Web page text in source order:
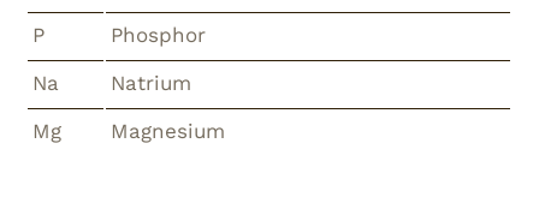
P
Phosphor
Na
Natrium
Mg
Magnesium